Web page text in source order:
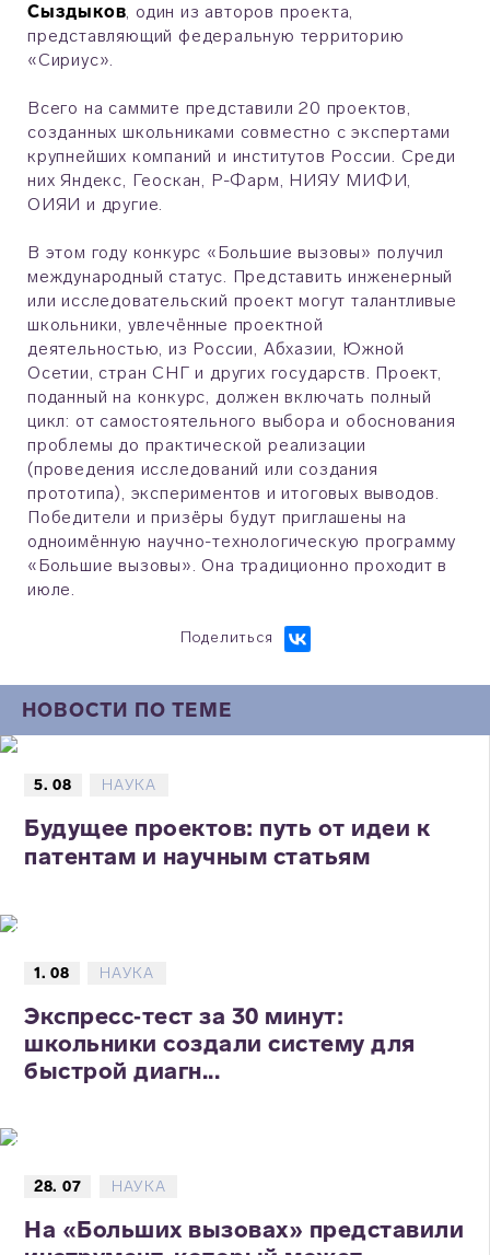
Сыздыков, один из авторов проекта,
представляющий федеральную территорию
«Сириус».
Всего на саммите представили 20 проектов,
созданных школьниками совместно с экспертами
крупнейших компаний и институтов России. Среди
них Яндекс, Геоскан, Р-Фарм, НИЯУ МИФИ,
ОИЯИ и другие.
В этом году конкурс «Большие вызовы» получил
международный статус. Представить инженерный
или исследовательский проект могут талантливые
школьники, увлечённые проектной
деятельностью, из России, Абхазии, Южной
Осетии, стран СНГ и других государств. Проект,
поданный на конкурс, должен включать полный
цикл: от самостоятельного выбора и обоснования
проблемы до практической реализации
(проведения исследований или создания
прототипа), экспериментов и итоговых выводов.
Победители и призёры будут приглашены на
одноимённую научно-технологическую программу
«Большие вызовы». Она традиционно проходит в
июле.
Поделиться
НОВОСТИ ПО ТЕМЕ
5. 08 НАУКА
Будущее проектов: путь от идеи к
патентам и научным статьям
1. 08 НАУКА
Экспресс‑тест за 30 минут:
школьники создали систему для
быстрой диагн...
28. 07 НАУКА
На «Больших вызовах» представили